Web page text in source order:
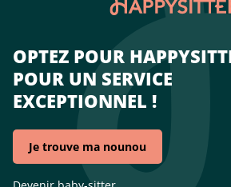
OPTEZ POUR
POUR UN SERVICE
EXCEPTIONNEL !
Je trouve ma nounou